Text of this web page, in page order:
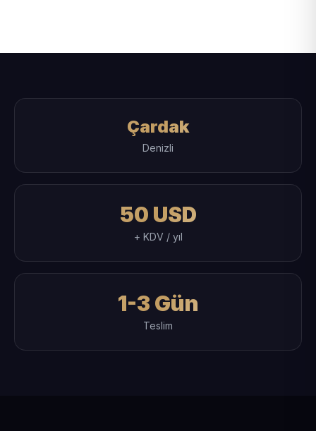
Çardak
Denizli
50 USD
+ KDV / yıl
1-3 Gün
Teslim